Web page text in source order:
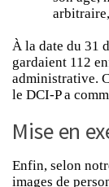
À la date du 31
gardaient 112
administrative.
le DCI-P a
Mise en
Enfin, selon
images de